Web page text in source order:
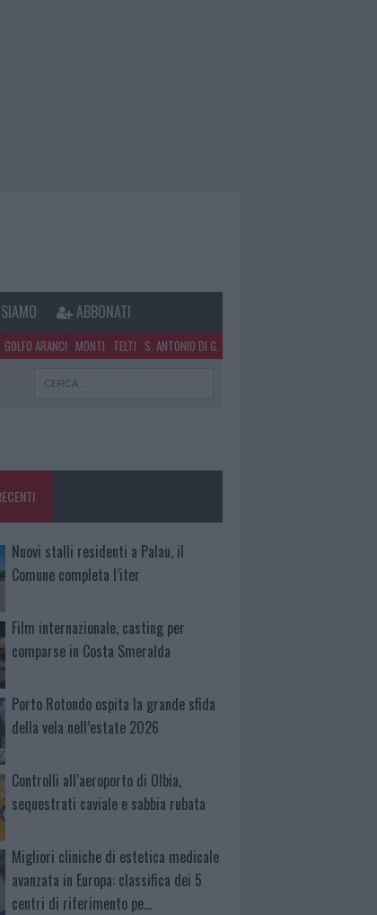
ABBONATI
GOLFO ARANCI MONTI TELTI S. ANTONIO DI G.
Nuovi stalli residenti a Palau, il
Comune completa l’iter
Film internazionale, casting per
comparse in Costa Smeralda
Porto Rotondo ospita la grande sfida
della vela nell’estate 2026
Controlli all’aeroporto di Olbia,
sequestrati caviale e sabbia rubata
Migliori cliniche di estetica medicale
avanzata in Europa: classifica dei 5
centri di riferimento pe…